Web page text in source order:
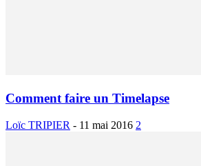
Comment faire un Timelapse
Loïc TRIPIER - 11 mai 2016 2